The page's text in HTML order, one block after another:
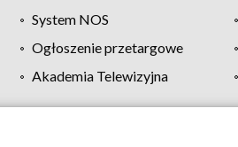
System NOS
Ogłoszenie przetargowe
Akademia Telewizyjna